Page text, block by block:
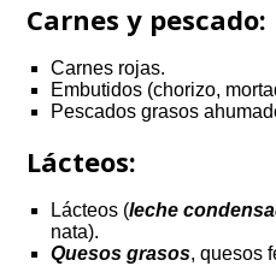
Carnes y pescado:
Carnes rojas.
Embutidos (chorizo,
Pescados grasos
Lácteos:
Lácteos (leche
nata).
Quesos grasos, quesos